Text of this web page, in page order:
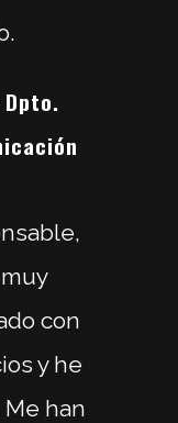
con
y he
han